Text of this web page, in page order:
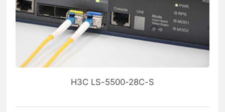
H3C LS-5500-28C-S